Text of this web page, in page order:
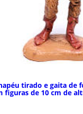
tirado e gaita de
figuras de 10 cm de